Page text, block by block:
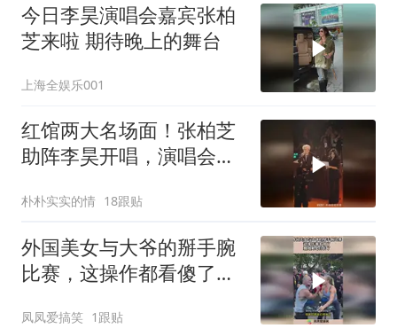
今日李昊演唱会嘉宾张柏
芝来啦 期待晚上的舞台
上海全娱乐001
红馆两大名场面！张柏芝
助阵李昊开唱，演唱会超
朴朴实实的情 18跟贴
外国美女与大爷的掰手腕
比赛，这操作都看傻了，
凤凤爱搞笑 1跟贴